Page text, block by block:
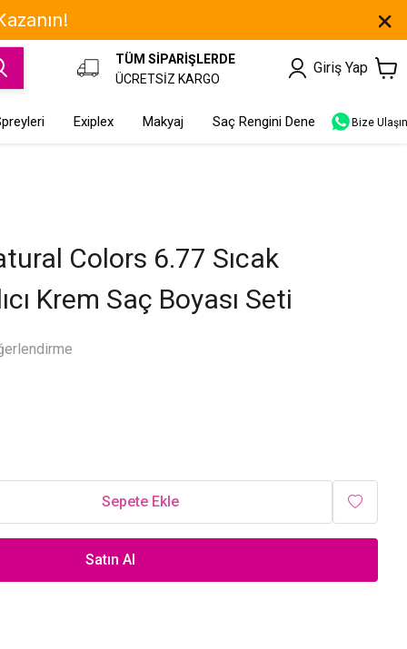
TÜM SİPARİŞLERDE
ÜCRETSİZ KARGO
Giriş Yap
Exiplex Makyaj Saç Rengini Dene Bize Ulaşın
Colors 6.77 Sıcak
Krem Saç Boyası Seti
Sepete Ekle
Satın Al